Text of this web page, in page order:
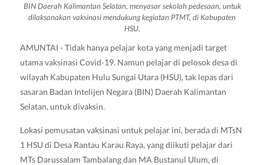
BIN Daerah Kalimantan Selatan, menyasar sekolah pedesaan, untuk
dilaksanakan vaksinasi mendukung kegiatan PTMT, di Kabupaten
HSU.
AMUNTAI - Tidak hanya pelajar kota yang menjadi target
utama vaksinasi Covid-19. Namun pelajar di pelosok desa di
wilayah Kabupaten Hulu Sungai Utara (HSU), tak lepas dari
sasaran Badan Intelijen Negara (BIN) Daerah Kalimantan
Selatan, untuk divaksin.
Lokasi pemusatan vaksinasi untuk pelajar ini, berada di MTsN
1 HSU di Desa Rantau Karau Raya, yang diikuti pelajar dari
MTs Darussalam Tambalang dan MA Bustanul Ulum, di